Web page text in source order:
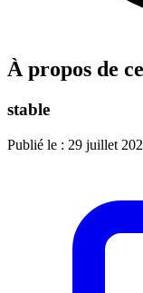
À propos de
stable
Publié le : 29 juillet